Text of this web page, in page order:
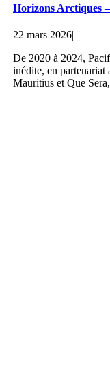
Horizons Arctiques
22 mars 2026|
De 2020 à 2024,
inédite, en
Mauritius et Que